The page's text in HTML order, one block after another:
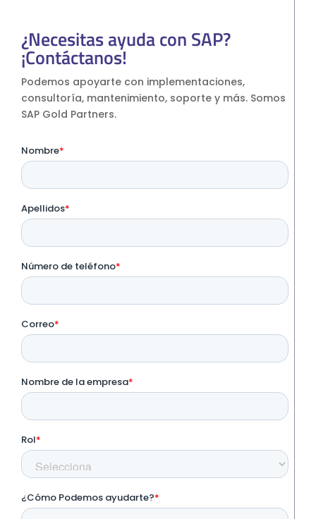
¿Necesitas ayuda con SAP?
¡Contáctanos!
Podemos apoyarte con implementaciones,
consultoría, mantenimiento, soporte y más. Somos
SAP Gold Partners.